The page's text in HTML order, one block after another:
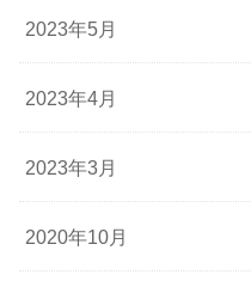
2023年5月
2023年4月
2023年3月
2020年10月